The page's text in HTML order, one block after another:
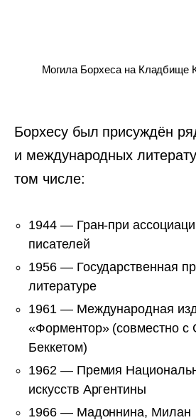
Могила Борхеса на Кладбище
Борхесу был присуждён
и международных
том числе:
1944 — Гран-при
писателей
1956 — Государственная
литературе
1961 — Международная
«Форментор» (совместно
Беккетом)
1962 — Премия
искусств Аргентины
1966 — Мадоннина, Милан